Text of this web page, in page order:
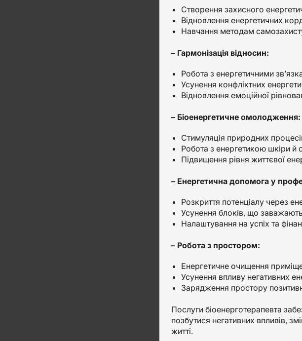
Створення захисного
Відновлення енергетичних
Навчання методам
– Гармонізація відносин:
Робота з енергетичними
Усунення конфліктних
Відновлення емоційної
– Біоенергетичне омолодження:
Стимуляція природних
Робота з енергетикою шкіри й
Підвищення рівня життєвої
– Енергетична допомога у
Розкриття потенціалу через
Усунення блоків, що
Налаштування на успіх та
– Робота з простором:
Енергетичне очищення
Усунення впливу негативних
Зарядження простору
Послуги біоенерготерапевта
позбутися негативних впливів,
житті.